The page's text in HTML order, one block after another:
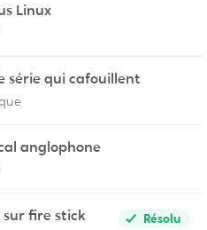
Linux
série qui cafouillent
anglophone
fire stick Résolu